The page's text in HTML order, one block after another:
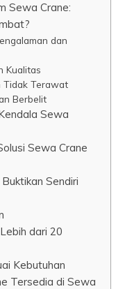
Sewa Crane:
dan
Kualitas
Tidak Terawat
Berbelit
Sewa
Sewa Crane
Sendiri
dari 20
Kebutuhan
Tersedia di Sewa